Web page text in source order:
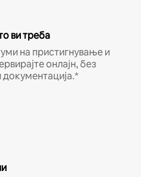
ви треба
на пристигнување и
онлајн, без